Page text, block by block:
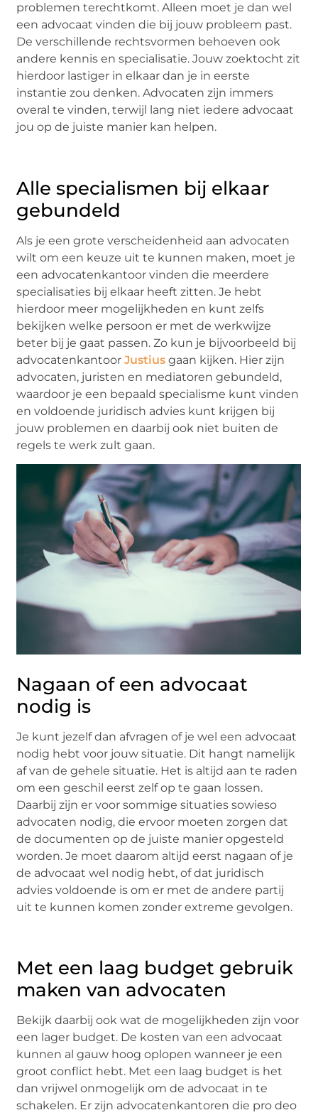
problemen terechtkomt. Alleen moet je dan wel
een advocaat vinden die bij jouw probleem past.
De verschillende rechtsvormen behoeven ook
andere kennis en specialisatie. Jouw zoektocht zit
hierdoor lastiger in elkaar dan je in eerste
instantie zou denken. Advocaten zijn immers
overal te vinden, terwijl lang niet iedere advocaat
jou op de juiste manier kan helpen.
Alle specialismen bij elkaar
gebundeld
Als je een grote verscheidenheid aan advocaten
wilt om een keuze uit te kunnen maken, moet je
een advocatenkantoor vinden die meerdere
specialisaties bij elkaar heeft zitten. Je hebt
hierdoor meer mogelijkheden en kunt zelfs
bekijken welke persoon er met de werkwijze
beter bij je gaat passen. Zo kun je bijvoorbeeld bij
advocatenkantoorJustius gaan kijken. Hier zijn
advocaten, juristen en mediatoren gebundeld,
waardoor je een bepaald specialisme kunt vinden
en voldoende juridisch advies kunt krijgen bij
jouw problemen en daarbij ook niet buiten de
regels te werk zult gaan.
Nagaan of een advocaat
nodig is
Je kunt jezelf dan afvragen of je wel een advocaat
nodig hebt voor jouw situatie. Dit hangt namelijk
af van de gehele situatie. Het is altijd aan te raden
om een geschil eerst zelf op te gaan lossen.
Daarbij zijn er voor sommige situaties sowieso
advocaten nodig, die ervoor moeten zorgen dat
de documenten op de juiste manier opgesteld
worden. Je moet daarom altijd eerst nagaan of je
de advocaat wel nodig hebt, of dat juridisch
advies voldoende is om er met de andere partij
uit te kunnen komen zonder extreme gevolgen.
Met een laag budget gebruik
maken van advocaten
Bekijk daarbij ook wat de mogelijkheden zijn voor
een lager budget. De kosten van een advocaat
kunnen al gauw hoog oplopen wanneer je een
groot conflict hebt. Met een laag budget is het
dan vrijwel onmogelijk om de advocaat in te
schakelen. Er zijn advocatenkantoren die pro deo